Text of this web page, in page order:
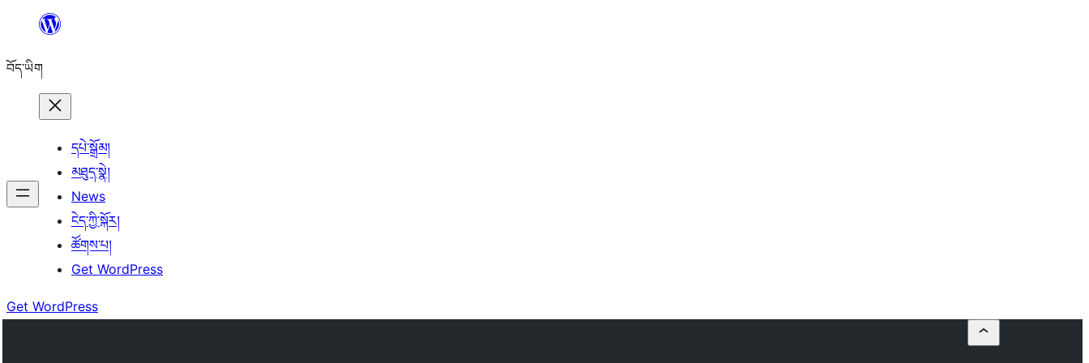
content
བོད་ཡིག
དཔེ་སྒྲོམ།
མཐུད་སྣེ།
News
ངེད་ཀྱི་སྐོར།
ཚོགས་པ།
Get WordPress
Get WordPress